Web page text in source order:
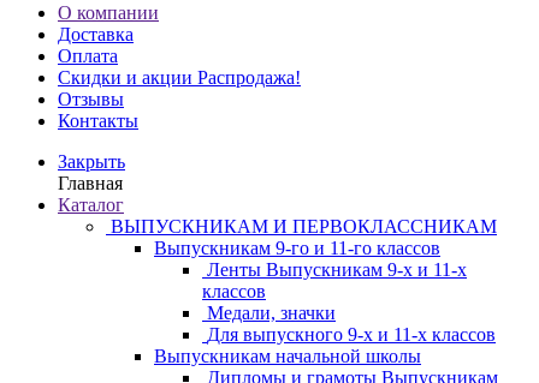
О компании
Доставка
Оплата
Скидки и акции Распродажа!
Отзывы
Контакты
Закрыть
Главная
Каталог
ВЫПУСКНИКАМ И ПЕРВОКЛАССНИКАМ
Выпускникам 9-го и 11-го классов
Ленты Выпускникам 9-х и 11-х
классов
Медали, значки
Для выпускного 9-х и 11-х классов
Выпускникам начальной школы
Дипломы и грамоты Выпускникам